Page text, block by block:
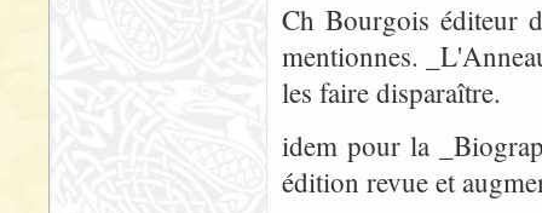
Ch Bourgois éditeur
mentionnes.
les faire disparaître.
idem pour la
édition revue et